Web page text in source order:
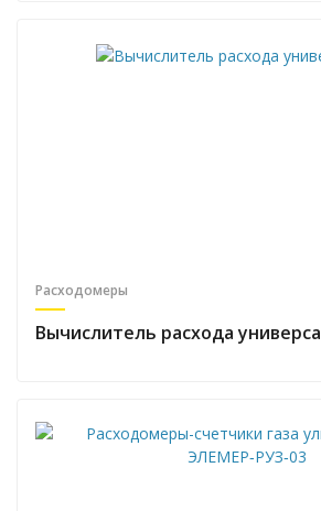
Расходомеры
Вычислитель расхода